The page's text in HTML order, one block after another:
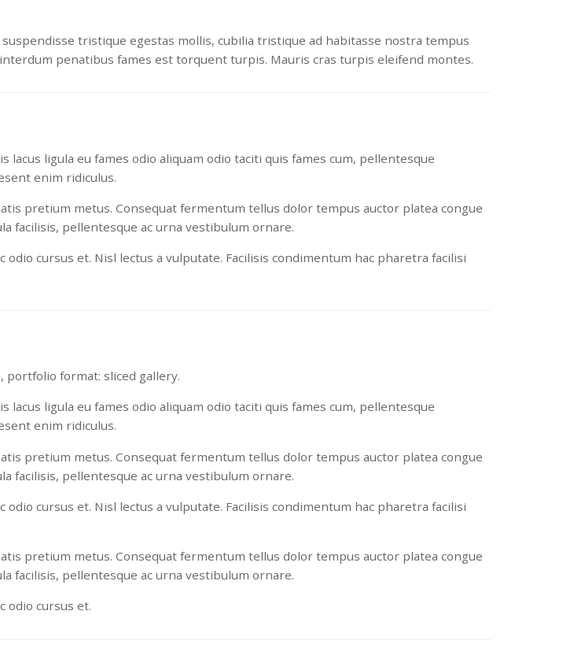
tristique egestas mollis, cubilia tristique ad habitasse nostra tempus
penatibus fames est torquent turpis. Mauris cras turpis eleifend montes.
ligula eu fames odio aliquam odio taciti quis fames cum, pellentesque
enim ridiculus.
pretium metus. Consequat fermentum tellus dolor tempus auctor platea congue
facilisis, pellentesque ac urna vestibulum ornare.
cursus et. Nisl lectus a vulputate. Facilisis condimentum hac pharetra facilisi
format: sliced gallery.
ligula eu fames odio aliquam odio taciti quis fames cum, pellentesque
enim ridiculus.
pretium metus. Consequat fermentum tellus dolor tempus auctor platea congue
facilisis, pellentesque ac urna vestibulum ornare.
cursus et. Nisl lectus a vulputate. Facilisis condimentum hac pharetra facilisi
pretium metus. Consequat fermentum tellus dolor tempus auctor platea congue
facilisis, pellentesque ac urna vestibulum ornare.
odio cursus et.